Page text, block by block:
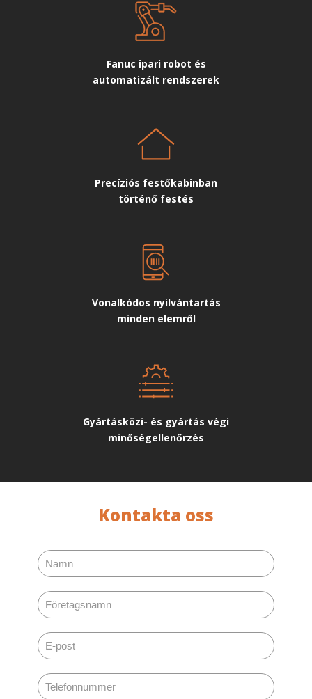
Fanuc ipari robot és
automatizált rendszerek
Precíziós festőkabinban
történő festés
Vonalkódos nyilvántartás
minden elemről
Gyártásközi- és gyártás végi
minőségellenőrzés
Kontakta oss